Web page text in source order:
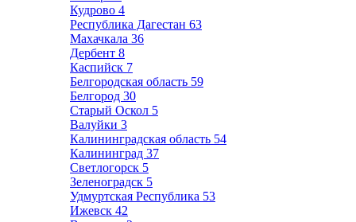
Кудрово 4
Республика Дагестан 63
Махачкала 36
Дербент 8
Каспийск 7
Белгородская область 59
Белгород 30
Старый Оскол 5
Валуйки 3
Калининградская область 54
Калининград 37
Светлогорск 5
Зеленоградск 5
Удмуртская Республика 53
Ижевск 42